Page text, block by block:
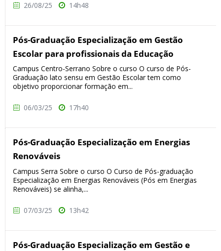
26/08/25 14h48
Pós-Graduação Especialização em Gestão
Escolar para profissionais da Educação
Campus Centro-Serrano Sobre o curso O curso de Pós-
Graduação lato sensu em Gestão Escolar tem como
objetivo proporcionar formação em...
06/03/25 17h40
Pós-Graduação Especialização em Energias
Renováveis
Campus Serra Sobre o curso O Curso de Pós-graduação
Especialização em Energias Renováveis (Pós em Energias
Renováveis) se alinha,...
07/03/25 13h42
Pós-Graduação Especialização em Gestão e